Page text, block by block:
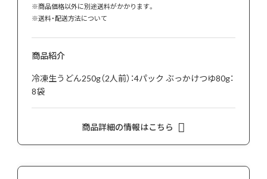
※商品価格以外に別途送料がかかります。
※送料・配送方法について
商品紹介
冷凍生うどん250g（2人前）：4パック ぶっかけつゆ80g：
8袋
商品詳細の情報はこちら